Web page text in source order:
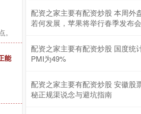
能
上证综指
配资之家主要有配资炒股 本周外
若何发展，苹果将举行春季发布会
配资之家主要有配资炒股 国度统
PMI为49%
配资之家主要有配资炒股 安徽股
秘正规渠说念与避坑指南